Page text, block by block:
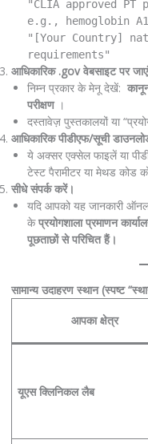
"CLIA approved
e.g., hemoglobin
"[Your Country]
requirements"
आधिकारिक .gov वेबसाइट पर
निम्न प्रकार के मेनू देखें:
परीक्षण।
दस्तावेज़ पुस्तकालयों या
आधिकारिक पीडीएफ/सूची
ये अक्सर एक्सेल फाइलें या
टेस्ट पैरामीटर या मेथड कोड
सीधे संपर्क करें।
यदि आपको यह जानकारी
केप्रयोगशाला प्रमाणन
पूछताछों से परिचित हैं।
सामान्य उदाहरण स्थान (स्पष्ट
आपका क्षेत्र
यूएस क्लिनिकल लैब